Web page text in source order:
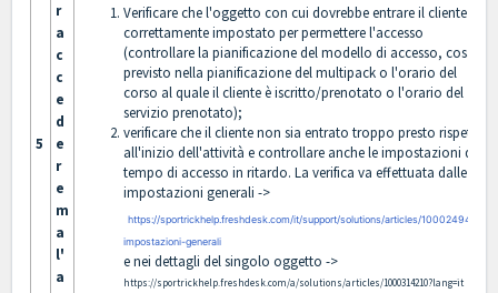
5
r
a
c
c
e
d
e
r
e
m
a
l'
a
Verificare che l'oggetto con cui dovrebbe entrare il cliente sia
correttamente impostato per permettere l'accesso
(controllare la pianificazione del modello di accesso, cosa è
previsto nella pianificazione del multipack o l'orario del
corso al quale il cliente è iscritto/prenotato o l'orario del
servizio prenotato);
verificare che il cliente non sia entrato troppo presto rispetto
all'inizio dell'attività e controllare anche le impostazioni di
tempo di accesso in ritardo. La verifica va effettuata dalle
impostazioni generali ->
https://sportrickhelp.freshdesk.com/it/support/solutions/articles/1000249425-
impostazioni-generali
e nei dettagli del singolo oggetto ->
https://sportrickhelp.freshdesk.com/a/solutions/articles/1000314210?lang=it